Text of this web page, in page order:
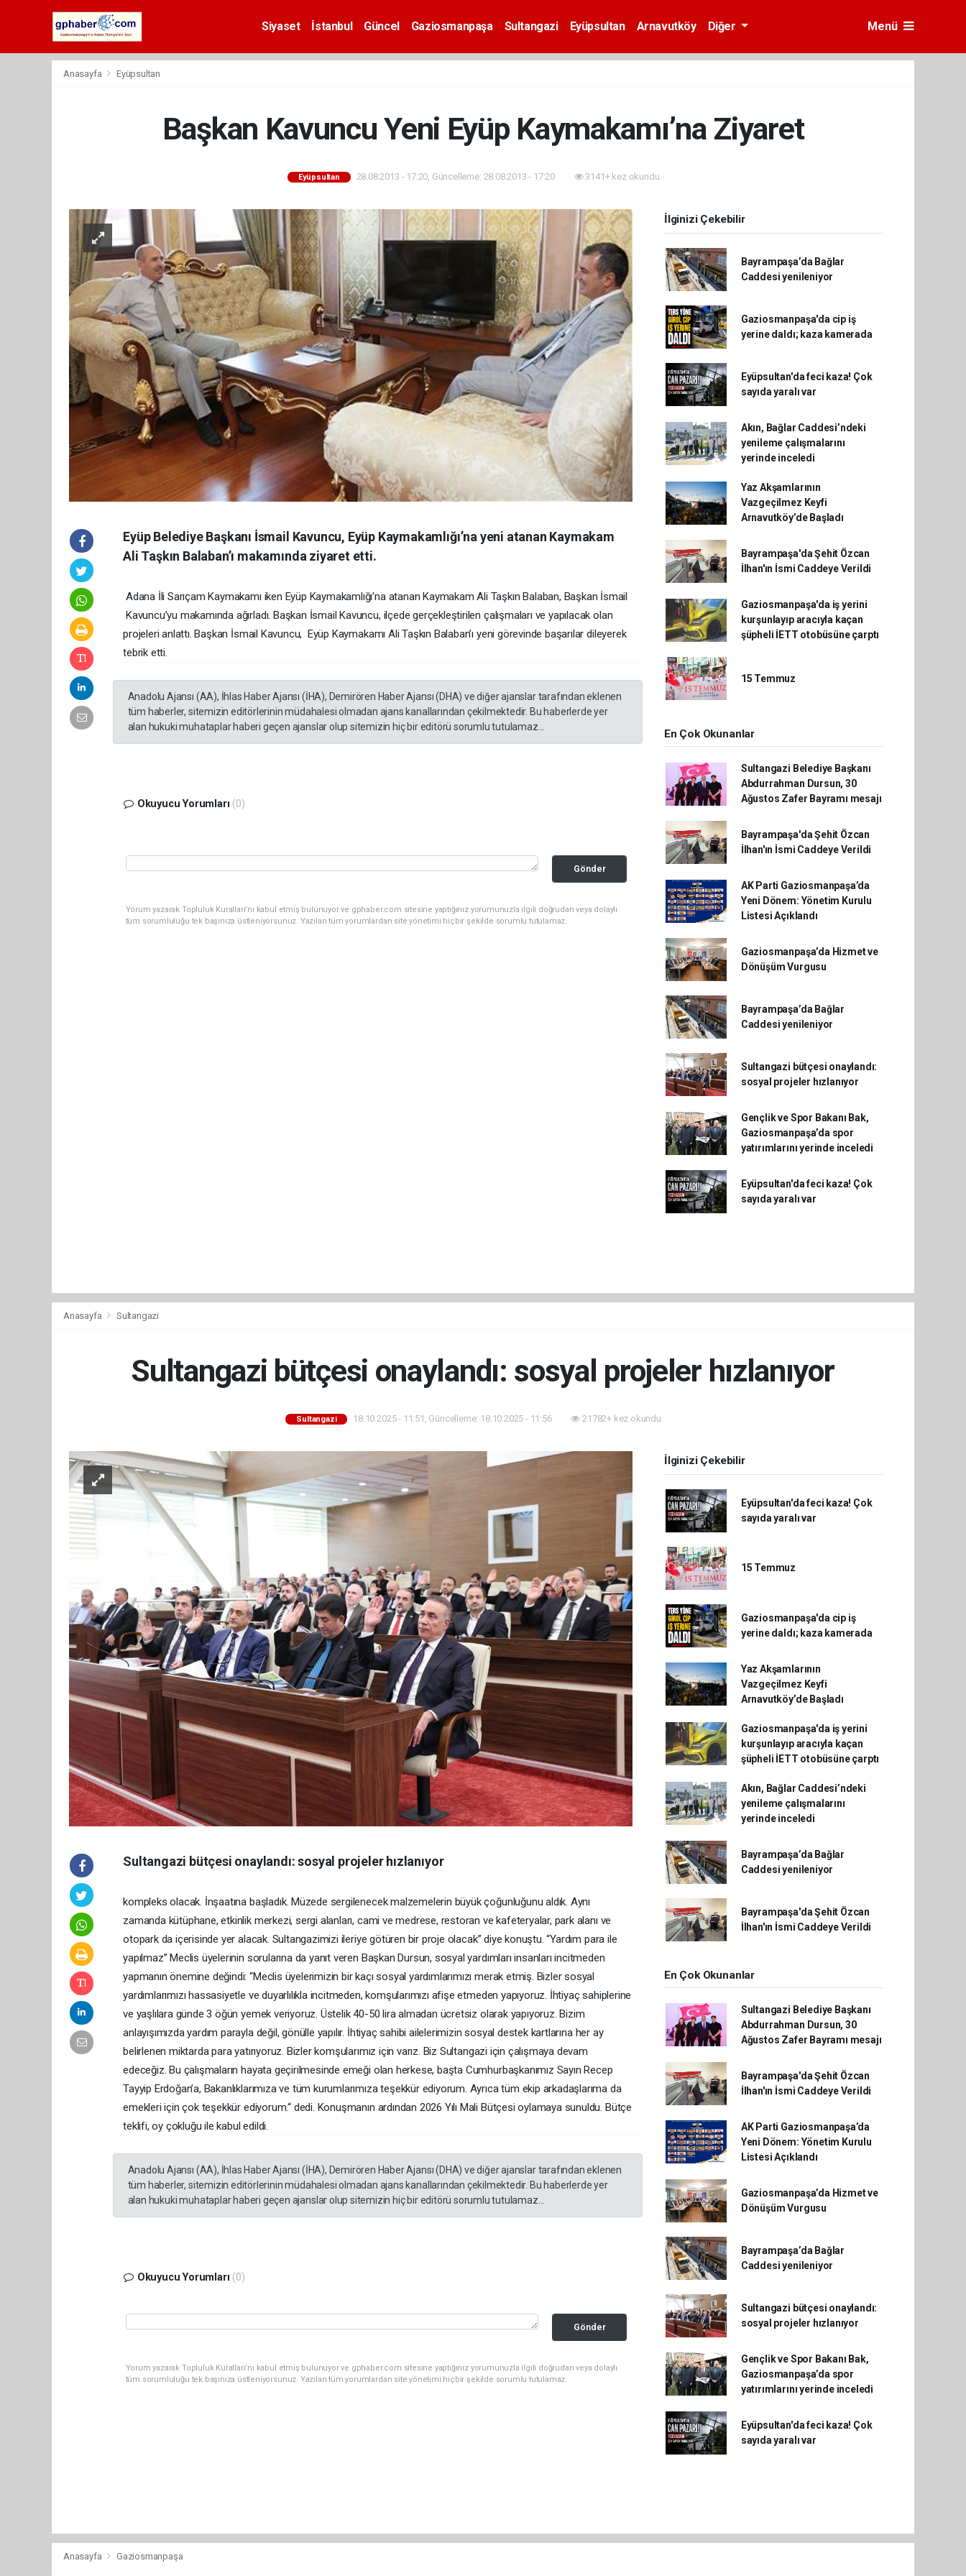
Siyaset İstanbul Güncel Gaziosmanpaşa Sultangazi Eyüpsultan Arnavutköy Diğer Menü
Anasayfa Eyüpsultan
Başkan Kavuncu Yeni Eyüp Kaymakamı’na Ziyaret
Eyüpsultan 28.08.2013 - 17:20, Güncelleme: 28.08.2013 - 17:20 3141+ kez okundu.
Eyüp Belediye Başkanı İsmail Kavuncu, Eyüp Kaymakamlığı’na yeni atanan Kaymakam
Ali Taşkın Balaban’ı makamında ziyaret etti.
Adana İli Sarıçam Kaymakamı iken Eyüp Kaymakamlığı’na atanan Kaymakam Ali Taşkın Balaban, Başkan İsmail
Kavuncu’yu makamında ağırladı. Başkan İsmail Kavuncu, ilçede gerçekleştirilen çalışmaları ve yapılacak olan
projeleri anlattı. Başkan İsmail Kavuncu, Eyüp Kaymakamı Ali Taşkın Balaban’ı yeni görevinde başarılar dileyerek
tebrik etti.
Anadolu Ajansı (AA), İhlas Haber Ajansı (İHA), Demirören Haber Ajansı (DHA) ve diğer ajanslar tarafından eklenen
tüm haberler, sitemizin editörlerinin müdahalesi olmadan ajans kanallarından çekilmektedir. Bu haberlerde yer
alan hukuki muhataplar haberi geçen ajanslar olup sitemizin hiç bir editörü sorumlu tutulamaz...
Okuyucu Yorumları (0)
Gönder
Yorum yazarak Topluluk Kuralları’nı kabul etmiş bulunuyor ve gphaber.com sitesine yaptığınız yorumunuzla ilgili doğrudan veya dolaylı
tüm sorumluluğu tek başınıza üstleniyorsunuz. Yazılan tüm yorumlardan site yönetimi hiçbir şekilde sorumlu tutulamaz.
İlginizi Çekebilir
Bayrampaşa’da Bağlar
Caddesi yenileniyor
Gaziosmanpaşa'da cip iş
yerine daldı; kaza kamerada
Eyüpsultan'da feci kaza! Çok
sayıda yaralı var
Akın, Bağlar Caddesi’ndeki
yenileme çalışmalarını
yerinde inceledi
Yaz Akşamlarının
Vazgeçilmez Keyfi
Arnavutköy’de Başladı
Bayrampaşa'da Şehit Özcan
İlhan'ın İsmi Caddeye Verildi
Gaziosmanpaşa'da iş yerini
kurşunlayıp aracıyla kaçan
şüpheli İETT otobüsüne çarptı
15 Temmuz
En Çok Okunanlar
Sultangazi Belediye Başkanı
Abdurrahman Dursun, 30
Ağustos Zafer Bayramı mesajı
Bayrampaşa'da Şehit Özcan
İlhan'ın İsmi Caddeye Verildi
AK Parti Gaziosmanpaşa’da
Yeni Dönem: Yönetim Kurulu
Listesi Açıklandı
Gaziosmanpaşa’da Hizmet ve
Dönüşüm Vurgusu
Bayrampaşa’da Bağlar
Caddesi yenileniyor
Sultangazi bütçesi onaylandı:
sosyal projeler hızlanıyor
Gençlik ve Spor Bakanı Bak,
Gaziosmanpaşa’da spor
yatırımlarını yerinde inceledi
Eyüpsultan'da feci kaza! Çok
sayıda yaralı var
Anasayfa Sultangazi
Sultangazi bütçesi onaylandı: sosyal projeler hızlanıyor
Sultangazi 18.10.2025 - 11:51, Güncelleme: 18.10.2025 - 11:56 21782+ kez okundu.
Sultangazi bütçesi onaylandı: sosyal projeler hızlanıyor
kompleks olacak. İnşaatına başladık. Müzede sergilenecek malzemelerin büyük çoğunluğunu aldık. Aynı
zamanda kütüphane, etkinlik merkezi, sergi alanları, cami ve medrese, restoran ve kafeteryalar, park alanı ve
otopark da içerisinde yer alacak. Sultangazimizi ileriye götüren bir proje olacak” diye konuştu. “Yardım para ile
yapılmaz” Meclis üyelerinin sorularına da yanıt veren Başkan Dursun, sosyal yardımları insanları incitmeden
yapmanın önemine değindi: “Meclis üyelerimizin bir kaçı sosyal yardımlarımızı merak etmiş. Bizler sosyal
yardımlarımızı hassasiyetle ve duyarlılıkla incitmeden, komşularımızı afişe etmeden yapıyoruz. İhtiyaç sahiplerine
ve yaşlılara günde 3 öğün yemek veriyoruz. Üstelik 40-50 lira almadan ücretsiz olarak yapıyoruz. Bizim
anlayışımızda yardım parayla değil, gönülle yapılır. İhtiyaç sahibi ailelerimizin sosyal destek kartlarına her ay
belirlenen miktarda para yatırıyoruz. Bizler komşularımız için varız. Biz Sultangazi için çalışmaya devam
edeceğiz. Bu çalışmaların hayata geçirilmesinde emeği olan herkese, başta Cumhurbaşkanımız Sayın Recep
Tayyip Erdoğan’a, Bakanlıklarımıza ve tüm kurumlarımıza teşekkür ediyorum. Ayrıca tüm ekip arkadaşlarıma da
emekleri için çok teşekkür ediyorum.“ dedi. Konuşmanın ardından 2026 Yılı Mali Bütçesi oylamaya sunuldu. Bütçe
teklifi, oy çokluğu ile kabul edildi.
Anadolu Ajansı (AA), İhlas Haber Ajansı (İHA), Demirören Haber Ajansı (DHA) ve diğer ajanslar tarafından eklenen
tüm haberler, sitemizin editörlerinin müdahalesi olmadan ajans kanallarından çekilmektedir. Bu haberlerde yer
alan hukuki muhataplar haberi geçen ajanslar olup sitemizin hiç bir editörü sorumlu tutulamaz...
Okuyucu Yorumları (0)
Gönder
Yorum yazarak Topluluk Kuralları’nı kabul etmiş bulunuyor ve gphaber.com sitesine yaptığınız yorumunuzla ilgili doğrudan veya dolaylı
tüm sorumluluğu tek başınıza üstleniyorsunuz. Yazılan tüm yorumlardan site yönetimi hiçbir şekilde sorumlu tutulamaz.
İlginizi Çekebilir
Eyüpsultan'da feci kaza! Çok
sayıda yaralı var
15 Temmuz
Gaziosmanpaşa'da cip iş
yerine daldı; kaza kamerada
Yaz Akşamlarının
Vazgeçilmez Keyfi
Arnavutköy’de Başladı
Gaziosmanpaşa'da iş yerini
kurşunlayıp aracıyla kaçan
şüpheli İETT otobüsüne çarptı
Akın, Bağlar Caddesi’ndeki
yenileme çalışmalarını
yerinde inceledi
Bayrampaşa’da Bağlar
Caddesi yenileniyor
Bayrampaşa'da Şehit Özcan
İlhan'ın İsmi Caddeye Verildi
En Çok Okunanlar
Sultangazi Belediye Başkanı
Abdurrahman Dursun, 30
Ağustos Zafer Bayramı mesajı
Bayrampaşa'da Şehit Özcan
İlhan'ın İsmi Caddeye Verildi
AK Parti Gaziosmanpaşa’da
Yeni Dönem: Yönetim Kurulu
Listesi Açıklandı
Gaziosmanpaşa’da Hizmet ve
Dönüşüm Vurgusu
Bayrampaşa’da Bağlar
Caddesi yenileniyor
Sultangazi bütçesi onaylandı:
sosyal projeler hızlanıyor
Gençlik ve Spor Bakanı Bak,
Gaziosmanpaşa’da spor
yatırımlarını yerinde inceledi
Eyüpsultan'da feci kaza! Çok
sayıda yaralı var
Anasayfa Gaziosmanpaşa